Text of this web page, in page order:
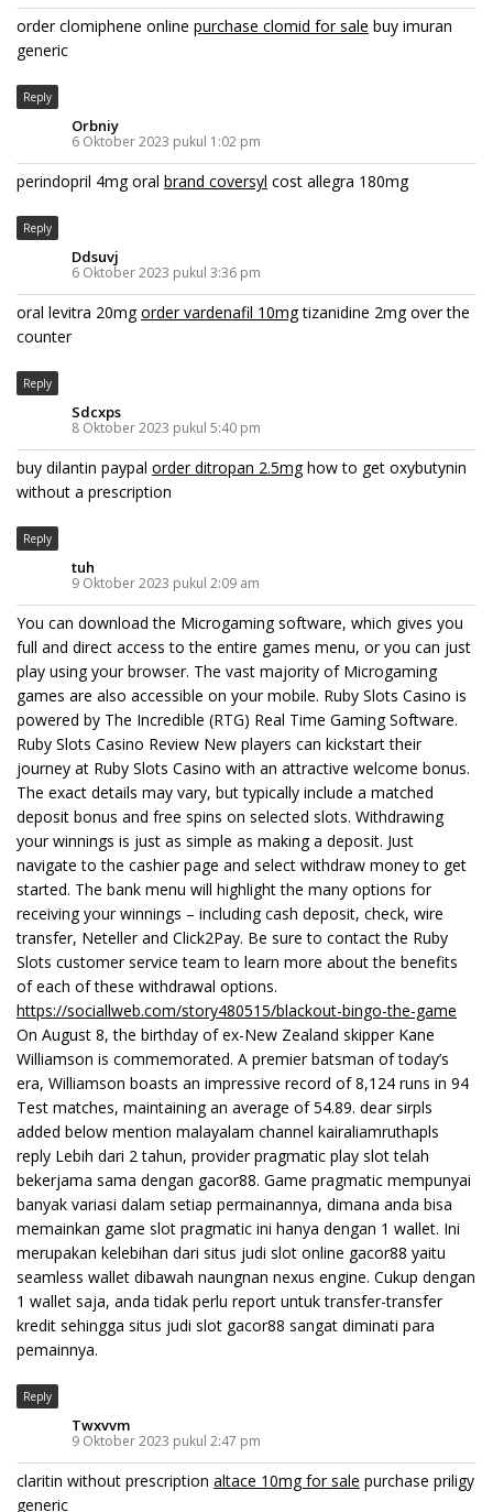
order clomiphene online purchase clomid for sale buy imuran
generic
Reply
Orbniy
6 Oktober 2023 pukul 1:02 pm
perindopril 4mg oral brand coversyl cost allegra 180mg
Reply
Ddsuvj
6 Oktober 2023 pukul 3:36 pm
oral levitra 20mgorder vardenafil 10mgtizanidine 2mg over the
counter
Reply
Sdcxps
8 Oktober 2023 pukul 5:40 pm
buy dilantin paypal order ditropan 2.5mghow to get oxybutynin
without a prescription
Reply
tuh
9 Oktober 2023 pukul 2:09 am
You can download the Microgaming software, which gives you
full and direct access to the entire games menu, or you can just
play using your browser. The vast majority of Microgaming
games are also accessible on your mobile. Ruby Slots Casino is
powered by The Incredible (RTG) Real Time Gaming Software.
Ruby Slots Casino Review New players can kickstart their
journey at Ruby Slots Casino with an attractive welcome bonus.
The exact details may vary, but typically include a matched
deposit bonus and free spins on selected slots. Withdrawing
your winnings is just as simple as making a deposit. Just
navigate to the cashier page and select withdraw money to get
started. The bank menu will highlight the many options for
receiving your winnings – including cash deposit, check, wire
transfer, Neteller and Click2Pay. Be sure to contact the Ruby
Slots customer service team to learn more about the benefits
of each of these withdrawal options.
https://sociallweb.com/story480515/blackout-bingo-the-game
On August 8, the birthday of ex-New Zealand skipper Kane
Williamson is commemorated. A premier batsman of today’s
era, Williamson boasts an impressive record of 8,124 runs in 94
Test matches, maintaining an average of 54.89. dear sirpls
added below mention malayalam channel kairaliamruthapls
reply Lebih dari 2 tahun, provider pragmatic play slot telah
bekerjama sama dengan gacor88. Game pragmatic mempunyai
banyak variasi dalam setiap permainannya, dimana anda bisa
memainkan game slot pragmatic ini hanya dengan 1 wallet. Ini
merupakan kelebihan dari situs judi slot online gacor88 yaitu
seamless wallet dibawah naungnan nexus engine. Cukup dengan
1 wallet saja, anda tidak perlu report untuk transfer-transfer
kredit sehingga situs judi slot gacor88 sangat diminati para
pemainnya.
Reply
Twxvvm
9 Oktober 2023 pukul 2:47 pm
claritin without prescription altace 10mg for sale purchase priligy
generic